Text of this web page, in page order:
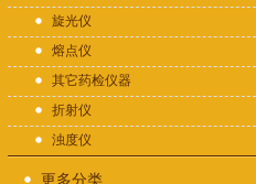
旋光仪
熔点仪
其它药检仪器
折射仪
浊度仪
更多分类